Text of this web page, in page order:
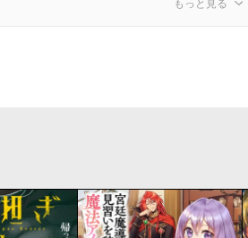
もっと見る